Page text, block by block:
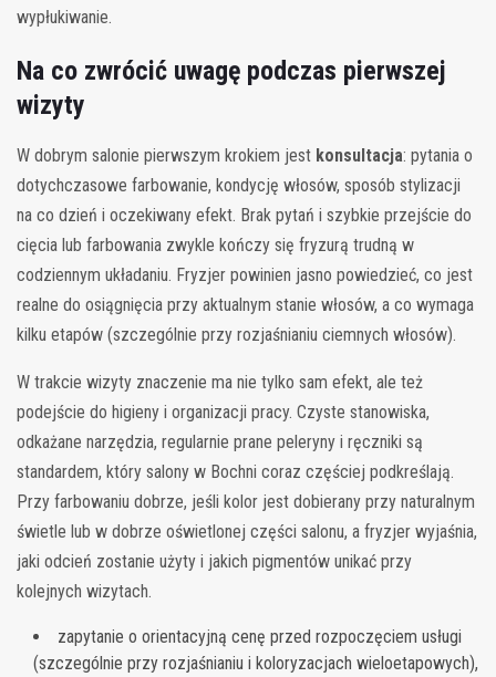
wypłukiwanie.
Na co zwrócić uwagę podczas pierwszej
wizyty
W dobrym salonie pierwszym krokiem jest konsultacja: pytania o
dotychczasowe farbowanie, kondycję włosów, sposób stylizacji
na co dzień i oczekiwany efekt. Brak pytań i szybkie przejście do
cięcia lub farbowania zwykle kończy się fryzurą trudną w
codziennym układaniu. Fryzjer powinien jasno powiedzieć, co jest
realne do osiągnięcia przy aktualnym stanie włosów, a co wymaga
kilku etapów (szczególnie przy rozjaśnianiu ciemnych włosów).
W trakcie wizyty znaczenie ma nie tylko sam efekt, ale też
podejście do higieny i organizacji pracy. Czyste stanowiska,
odkażane narzędzia, regularnie prane peleryny i ręczniki są
standardem, który salony w Bochni coraz częściej podkreślają.
Przy farbowaniu dobrze, jeśli kolor jest dobierany przy naturalnym
świetle lub w dobrze oświetlonej części salonu, a fryzjer wyjaśnia,
jaki odcień zostanie użyty i jakich pigmentów unikać przy
kolejnych wizytach.
zapytanie o orientacyjną cenę przed rozpoczęciem usługi
(szczególnie przy rozjaśnianiu i koloryzacjach wieloetapowych),